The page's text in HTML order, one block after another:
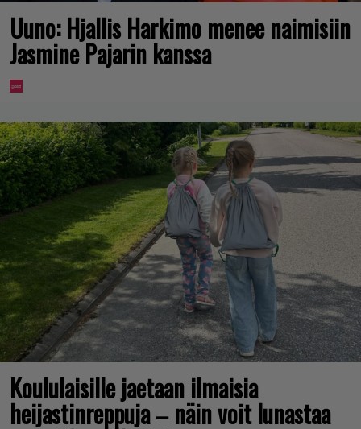
Uuno: Hjallis Harkimo menee naimisiin
Jasmine Pajarin kanssa
Koululaisille jaetaan ilmaisia
heijastinreppuja – näin voit lunastaa